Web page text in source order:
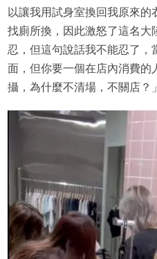
以讓我用試身室換回我原來
找廁所換，因此激怒了這名大
忍，但這句說話我不能忍了，
面，但你要一個在店內消費的
攝，為什麼不清場，不關店？」